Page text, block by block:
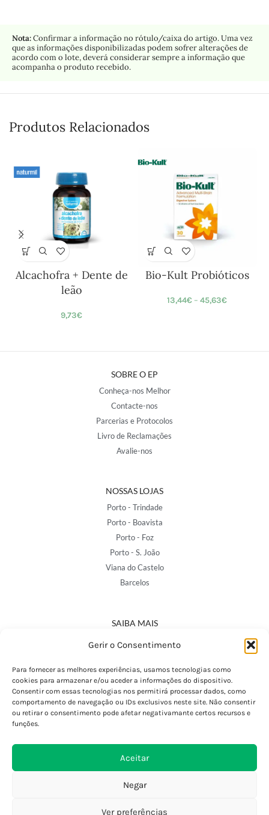
Gerir o Consentimento
Para fornecer as melhores experiências, usamos tecnologias como
cookies para armazenar e/ou aceder a informações do dispositivo.
Consentir com essas tecnologias nos permitirá processar dados, como
comportamento de navegação ou IDs exclusivos neste site. Não consentir
ou retirar o consentimento pode afetar negativamante certos recursos e
funções.
Aceitar
Negar
Ver preferências
Nota:Confirmar a informação no rótulo/caixa do artigo. Uma vez
que as informações disponibilizadas podem sofrer alterações de
acordo com o lote, deverá considerar sempre a informação que
acompanha o produto recebido.
Produtos Relacionados
Alcachofra + Dente de
leão
9,73€
Bio-Kult Probióticos
13,44€ – 45,63€
SOBRE O EP
Conheça-nos Melhor
Contacte-nos
Parcerias e Protocolos
Livro de Reclamações
Avalie-nos
NOSSAS LOJAS
Porto - Trindade
Porto - Boavista
Porto - Foz
Porto - S. João
Viana do Castelo
Barcelos
SAIBA MAIS
Política de Privacidade
Termos e Condições
Perguntas Frequentes
Custos de Envio
Encomendas Internacionais
Devoluções e Trocas